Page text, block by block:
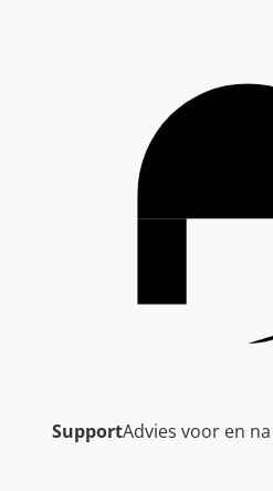
SupportAdvies voor en